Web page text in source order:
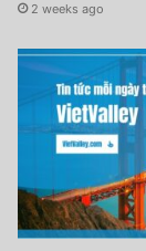
2 weeks ago